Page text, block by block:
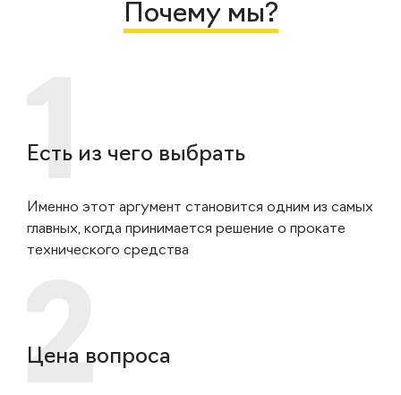
Почему мы?
Есть из чего выбрать
Именно этот аргумент становится одним из самых
главных, когда принимается решение о прокате
технического средства
Цена вопроса